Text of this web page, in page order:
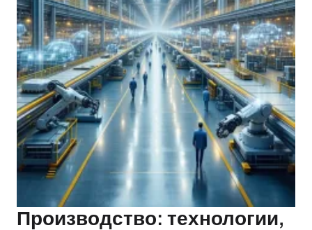
Производство: технологии,